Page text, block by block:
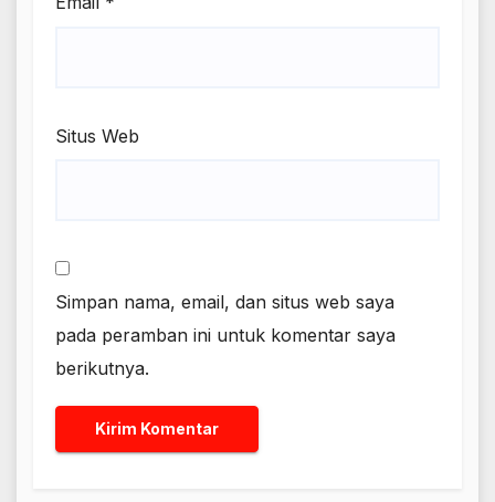
Situs Web
Simpan nama, email, dan situs web saya
pada peramban ini untuk komentar saya
berikutnya.